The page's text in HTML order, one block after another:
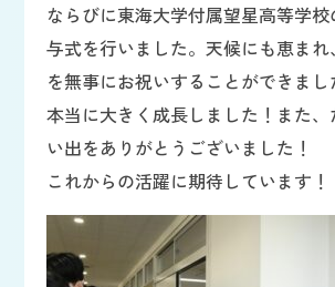
ならびに東海大学付属望星高等学
与式を行いました。天候にも恵まれ
を無事にお祝いすることができま
本当に大きく成長しました！また
い出をありがとうございました！
これからの活躍に期待しています！